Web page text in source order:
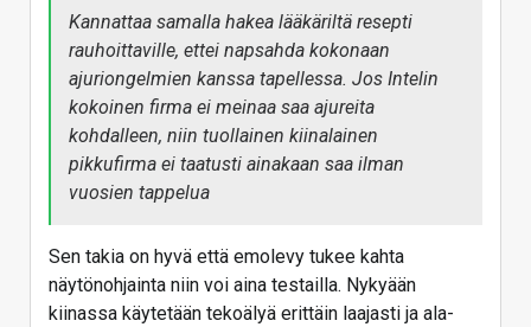
Kannattaa samalla hakea lääkäriltä resepti
rauhoittaville, ettei napsahda kokonaan
ajuriongelmien kanssa tapellessa. Jos Intelin
kokoinen firma ei meinaa saa ajureita
kohdalleen, niin tuollainen kiinalainen
pikkufirma ei taatusti ainakaan saa ilman
vuosien tappelua
Sen takia on hyvä että emolevy tukee kahta
näytönohjainta niin voi aina testailla. Nykyään
kiinassa käytetään tekoälyä erittäin laajasti ja ala-